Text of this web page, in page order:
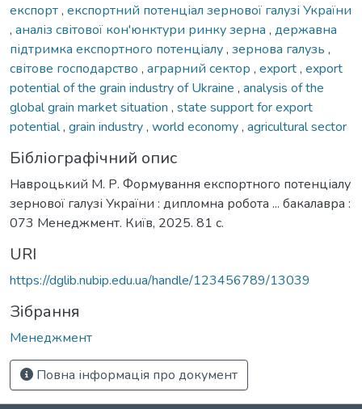
експорт, експортний потенціал зернової галузі України
, аналіз світової кон'юнктури ринку зерна , державна
підтримка експортного потенціалу, зернова галузь ,
світове господарство , аграрний сектор , export, export
potential of the grain industry of Ukraine , analysis of the
global grain market situation , state support for export
potential, grain industry, world economy, agricultural sector
Бібліографічний опис
Навроцький М. Р. Формування експортного потенціалу
зернової галузі України : дипломна робота ... бакалавра :
073 Менеджмент. Київ, 2025. 81 с.
URI
https://dglib.nubip.edu.ua/handle/123456789/13039
Зібрання
Менеджмент
Повна інформація про документ